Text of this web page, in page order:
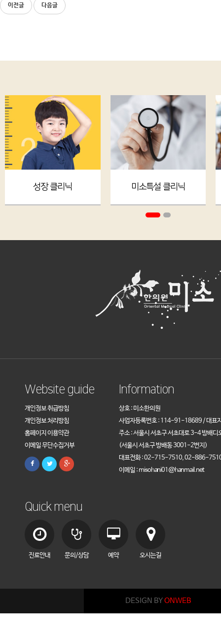
이전글 다음글
성장 클리닉 미소특설 클리닉
Website guide
개인정보 취급방침
개인정보 처리방침
홈페이지 이용약관
이메일 무단수집거부
Information
상호 : 미소한의원
사업자등록번호 : 114-91-18689 / 대표
주소 : 서울시 서초구 서초대로 3-4 방배
(서울시 서초구 방배동 3001-2번지)
대표전화 : 02-715-7510, 02-886-
이메일 : misohani01@hanmail.net
Quick menu
진료안내 문의/상담 예약 오시는길
DESIGN BYONWEB